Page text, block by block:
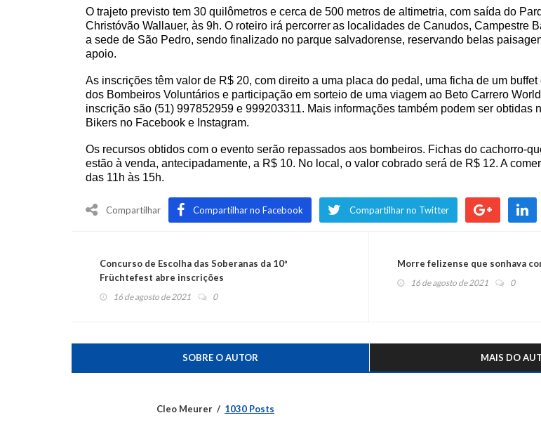
O trajeto previsto tem 30 quilômetros e cerca de 500 metros de altimetria, com saída do
Christóvão Wallauer, às 9h. O roteiro irá percorreras localidades de Canudos, Campestre
a sede de São Pedro, sendo finalizado no parque salvadorense, reservando belas
apoio.
As inscrições têm valor de R$ 20, com direito a uma placa do pedal, uma ficha de um
dos Bombeiros Voluntários e participação em sorteio de uma viagem ao Beto Carrero World
inscrição são (51) 997852959 e 999203311. Mais informações também podem ser obtidas
Bikers no Facebook e Instagram.
Os recursos obtidos com o evento serão repassados aos bombeiros. Fichas do cachorro-
estão à venda, antecipadamente, a R$ 10. No local, o valor cobrado será de R$ 12. A
das 11h às 15h.
Compartilhar Compartilhar no Facebook Compartilhar no Twitter
Concurso de Escolha das Soberanas da 10ª
Früchtefest abre inscrições
16 de agosto de 2021 0
Morre felizense que sonhava
16 de agosto de 2021 0
SOBRE O AUTOR MAIS DO
Cleo Meurer 1030 Posts